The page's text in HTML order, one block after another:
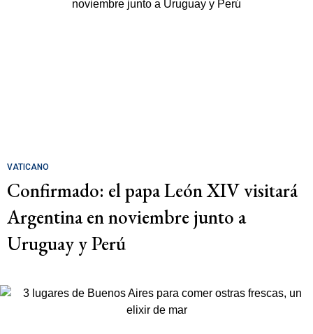
VATICANO
Confirmado: el papa León XIV visitará
Argentina en noviembre junto a
Uruguay y Perú